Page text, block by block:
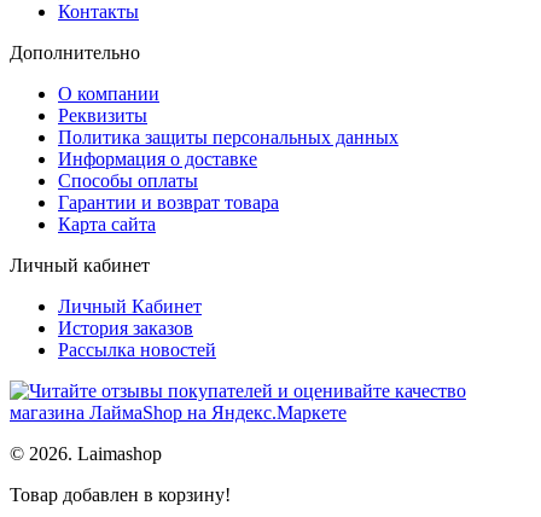
Контакты
Дополнительно
О компании
Реквизиты
Политика защиты персональных данных
Информация о доставке
Способы оплаты
Гарантии и возврат товара
Карта сайта
Личный кабинет
Личный Кабинет
История заказов
Рассылка новостей
© 2026. Laimashop
Товар добавлен в корзину!